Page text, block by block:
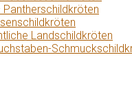
Landschildkröten